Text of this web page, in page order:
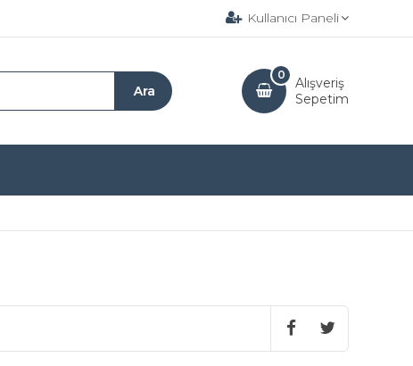
Kullanıcı Paneli
Alışveriş
Sepetim
0